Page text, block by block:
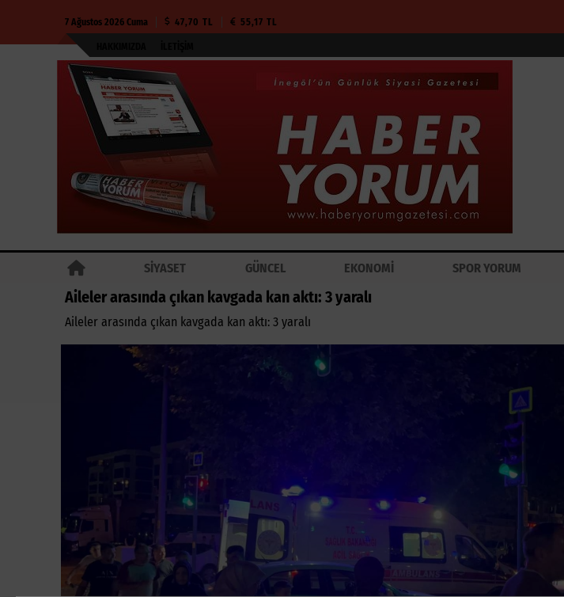
7 Ağustos 2026 Cuma 47,70 TL 55,17 TL
SİYASET GÜNCEL EKONOMİ SPOR YORUM
Aileler arasında çıkan kavgada kan aktı: 3 yaralı
Aileler arasında çıkan kavgada kan aktı: 3 yaralı